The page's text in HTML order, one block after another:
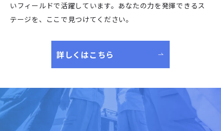
いフィールドで活躍しています。あなたの力を発揮できるス
テージを、ここで見つけてください。
詳しくはこちら